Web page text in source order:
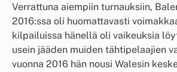
Verrattuna aiempiin turnauksiin,
2016:ssa oli huomattavasti
kilpailuissa hänellä oli vaikeuksia
usein jääden muiden tähtipelaajien
vuonna 2016 hän nousi Walesin